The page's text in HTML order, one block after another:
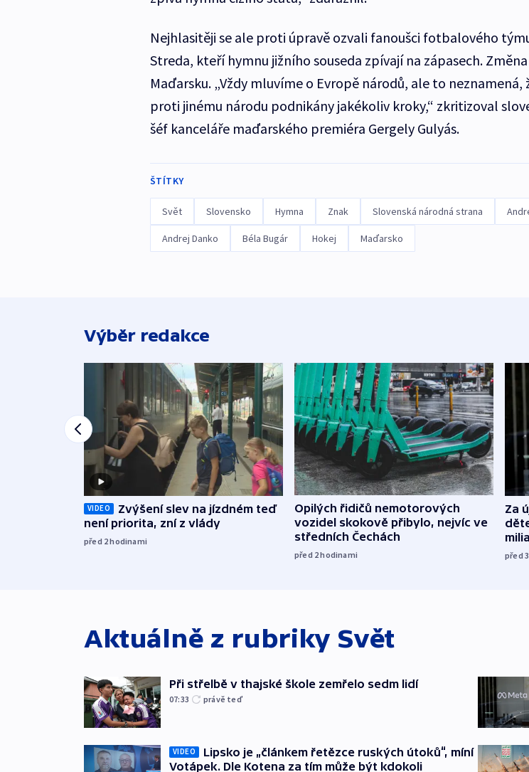
Nejhlasitěji se ale proti úpravě ozvali fanoušci fotbalového
Streda, kteří hymnu jižního souseda zpívají na zápasech.
Maďarsku. „Vždy mluvíme o Evropě národů, ale to neznamená,
proti jinému národu podnikány jakékoliv kroky,“ zkritizoval
šéf kanceláře maďarského premiéra Gergely Gulyás.
ŠTÍTKY
Svět Slovensko Hymna Znak Slovenská národná strana
Andrej Danko Béla Bugár Hokej Maďarsko
Výběr redakce
VIDEO
Zvýšení slev na jízdném teď
není priorita, zní z vlády
před 2hodinami
Opilých řidičů nemotorových
vozidel skokově přibylo, nejvíc ve
středních Čechách
před 2hodinami
Za
před
Aktuálně z rubriky Svět
Při střelbě v thajské škole zemřelo sedm lidí
07:33 právě teď
VIDEO
Lipsko je „článkem řetězce ruských útoků“, míní
Votápek. Dle Kotena za tím může být kdokoli